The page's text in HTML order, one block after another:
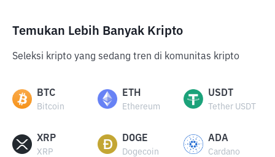
Temukan Lebih Banyak Kripto
Seleksi kripto yang sedang tren di komunitas kripto
BTC
Bitcoin
ETH
Ethereum
USDT
Tether USDT
XRP
XRP
DOGE
Dogecoin
ADA
Cardano